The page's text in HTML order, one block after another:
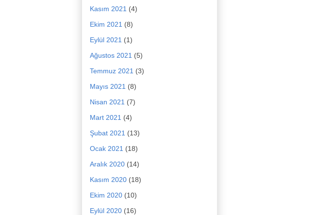
Kasım 2021 (4)
Ekim 2021 (8)
Eylül 2021 (1)
Ağustos 2021 (5)
Temmuz 2021 (3)
Mayıs 2021 (8)
Nisan 2021 (7)
Mart 2021 (4)
Şubat 2021 (13)
Ocak 2021 (18)
Aralık 2020 (14)
Kasım 2020 (18)
Ekim 2020 (10)
Eylül 2020 (16)